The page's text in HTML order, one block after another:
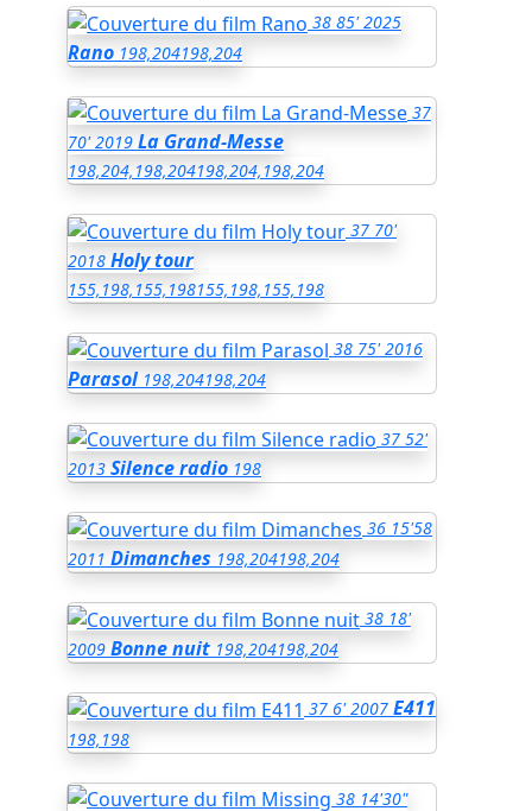
38 85' 2025
Rano 198,204198,204
37
70' 2019 La Grand-Messe
198,204,198,204198,204,198,204
37 70'
2018 Holy tour
155,198,155,198155,198,155,198
38 75' 2016
Parasol 198,204198,204
37 52'
2013 Silence radio 198
36 15'58
2011 Dimanches 198,204198,204
38 18'
2009 Bonne nuit 198,204198,204
37 6' 2007 E411
198,198
38 14'30"